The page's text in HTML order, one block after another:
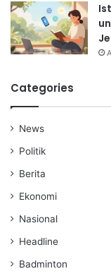
Categories
News
Politik
Berita
Ekonomi
Nasional
Headline
Badminton